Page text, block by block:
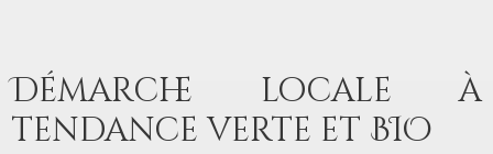
Démarche locale à
tendance verte et BIO